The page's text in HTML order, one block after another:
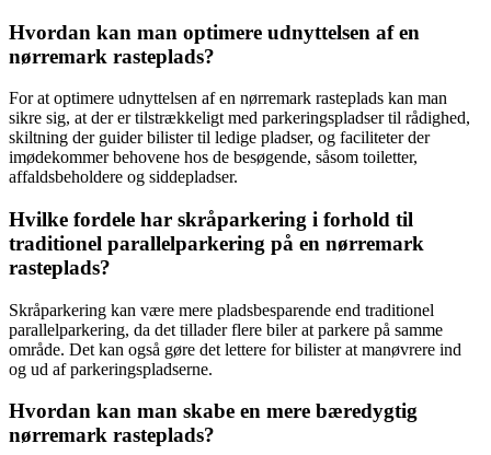
Hvordan kan man optimere udnyttelsen af en
nørremark rasteplads?
For at optimere udnyttelsen af en nørremark rasteplads kan man
sikre sig, at der er tilstrækkeligt med parkeringspladser til rådighed,
skiltning der guider bilister til ledige pladser, og faciliteter der
imødekommer behovene hos de besøgende, såsom toiletter,
affaldsbeholdere og siddepladser.
Hvilke fordele har skråparkering i forhold til
traditionel parallelparkering på en nørremark
rasteplads?
Skråparkering kan være mere pladsbesparende end traditionel
parallelparkering, da det tillader flere biler at parkere på samme
område. Det kan også gøre det lettere for bilister at manøvrere ind
og ud af parkeringspladserne.
Hvordan kan man skabe en mere bæredygtig
nørremark rasteplads?